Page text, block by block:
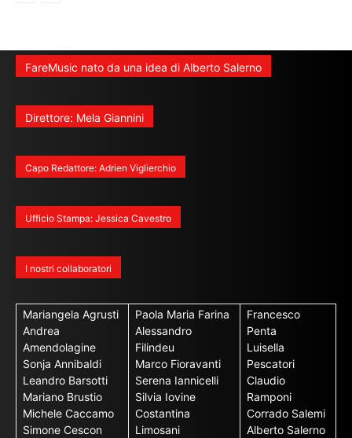
FareMusic nato da una idea di Alberto Salerno
Direttore: Mela Giannini
Capo Redattore: Adrien Viglierchio
Ufficio Stampa: Jessica Cavestro
I nostri collaboratori
Mariangela Agrusti
Andrea
Amendolagine
Sonja Annibaldi
Leandro Barsotti
Mariano Brustio
Michele Caccamo
Simone Cescon
Paola Maria Farina
Alessandro
Filindeu
Marco Fioravanti
Serena Iannicelli
Silvia Iovine
Costantina
Limosani
Francesco
Penta
Luisella
Pescatori
Claudio
Ramponi
Corrado Salemi
Alberto Salerno